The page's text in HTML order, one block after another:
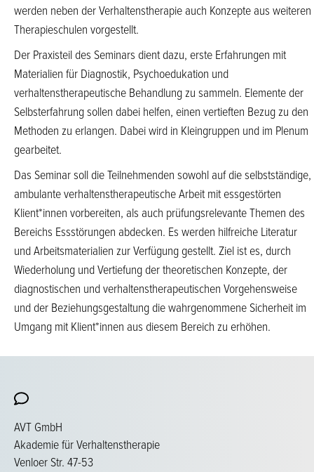
werden neben der Verhaltenstherapie auch Konzepte aus weiteren
Therapieschulen vorgestellt.
Der Praxisteil des Seminars dient dazu, erste Erfahrungen mit
Materialien für Diagnostik, Psychoedukation und
verhaltenstherapeutische Behandlung zu sammeln. Elemente der
Selbsterfahrung sollen dabei helfen, einen vertieften Bezug zu den
Methoden zu erlangen. Dabei wird in Kleingruppen und im Plenum
gearbeitet.
Das Seminar soll die Teilnehmenden sowohl auf die selbstständige,
ambulante verhaltenstherapeutische Arbeit mit essgestörten
Klient*innen vorbereiten, als auch prüfungsrelevante Themen des
Bereichs Essstörungen abdecken. Es werden hilfreiche Literatur
und Arbeitsmaterialien zur Verfügung gestellt. Ziel ist es, durch
Wiederholung und Vertiefung der theoretischen Konzepte, der
diagnostischen und verhaltenstherapeutischen Vorgehensweise
und der Beziehungsgestaltung die wahrgenommene Sicherheit im
Umgang mit Klient*innen aus diesem Bereich zu erhöhen.
AVT GmbH
Akademie für Verhaltenstherapie
Venloer Str. 47-53